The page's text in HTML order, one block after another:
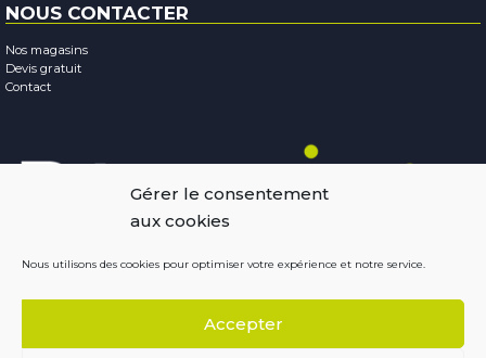
Gérer le consentement
aux cookies
Nous utilisons des cookies pour optimiser votre expérience et notre service.
Accepter
NOUS CONTACTER
Nos magasins
Devis gratuit
Contact